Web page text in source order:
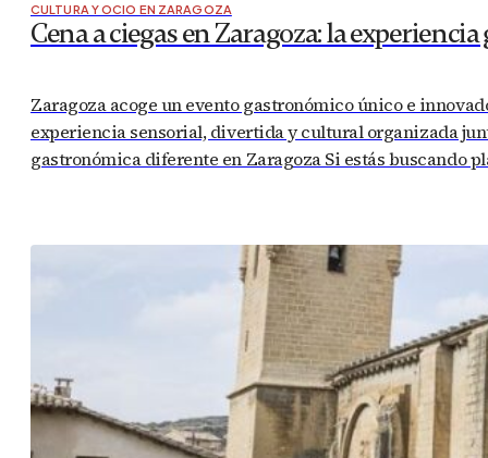
CULTURA Y OCIO EN ZARAGOZA
Cena a ciegas en Zaragoza: la
Zaragoza acoge un evento gastronómico único e
experiencia sensorial, divertida y cultural organizada
gastronómica diferente en Zaragoza Si estás buscando